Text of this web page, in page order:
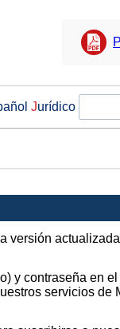
Jurídico
versión
y contraseña en
servicios de